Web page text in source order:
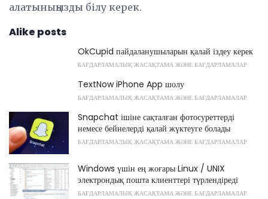
алатыныңызды білу керек.
Alike posts
OkCupid пайдаланушыларын қалай іздеу керек
БАҒДАРЛАМАЛЫҚ ЖАСАҚТАМА ЖӘНЕ БАҒДАРЛАМАЛАР
TextNow iPhone App шолу
БАҒДАРЛАМАЛЫҚ ЖАСАҚТАМА ЖӘНЕ БАҒДАРЛАМАЛАР
Snapchat ішіне сақталған фотосуреттерді
немесе бейнелерді қалай жүктеуге болады
БАҒДАРЛАМАЛЫҚ ЖАСАҚТАМА ЖӘНЕ БАҒДАРЛАМАЛАР
Windows үшін ең жоғары Linux / UNIX
электрондық пошта клиенттері түрлендіреді
БАҒДАРЛАМАЛЫҚ ЖАСАҚТАМА ЖӘНЕ БАҒДАРЛАМАЛАР